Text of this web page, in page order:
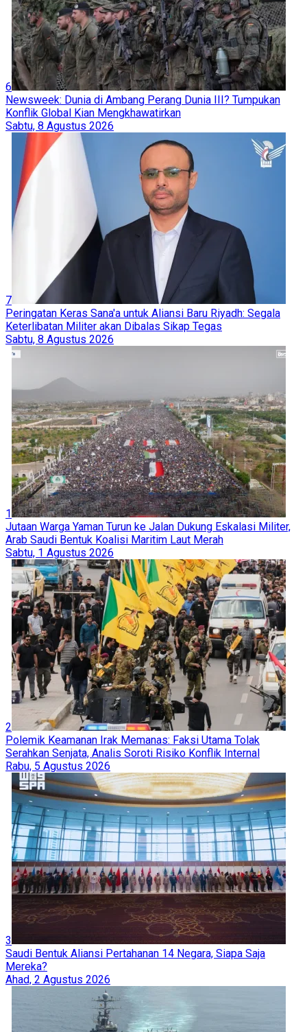
6
Newsweek: Dunia di Ambang Perang Dunia III? Tumpukan
Konflik Global Kian Mengkhawatirkan
Sabtu, 8 Agustus 2026
7
Peringatan Keras Sana'a untuk Aliansi Baru Riyadh: Segala
Keterlibatan Militer akan Dibalas Sikap Tegas
Sabtu, 8 Agustus 2026
1
Jutaan Warga Yaman Turun ke Jalan Dukung Eskalasi Militer,
Arab Saudi Bentuk Koalisi Maritim Laut Merah
Sabtu, 1 Agustus 2026
2
Polemik Keamanan Irak Memanas: Faksi Utama Tolak
Serahkan Senjata, Analis Soroti Risiko Konflik Internal
Rabu, 5 Agustus 2026
3
Saudi Bentuk Aliansi Pertahanan 14 Negara, Siapa Saja
Mereka?
Ahad, 2 Agustus 2026